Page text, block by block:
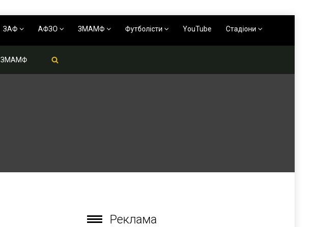
ЗАФ АФЗО ЗМАМФ Футболісти YouTube Стадіони
ЗМАМФ
Реклама